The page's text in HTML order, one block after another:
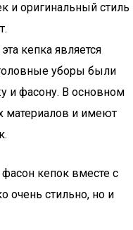
и оригинальный стиль
кепка является
уборы были
и фасону. В основном
материалов и имеют
кепок вместе с
очень стильно, но и